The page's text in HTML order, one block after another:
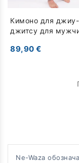
Кимоно для джиу-
джитсу для
89,90 €
Ne-Waza